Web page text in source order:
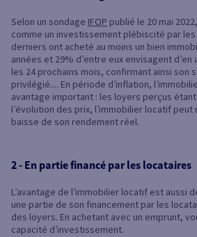
Selon un sondage IFOP publié le 20 mai
comme un investissement plébiscité par les
derniers ont acheté au moins un bien
années et 29% d’entre eux envisagent d’en
les 24 prochains mois, confirmant ainsi son
privilégié.... En période d’inflation,
avantage important : les loyers perçus
l’évolution des prix, l’immobilier locatif peut
baisse de son rendement réel.
2 - En partie financé par les locataires
L’avantage de l’immobilier locatif est aussi
une partie de son financement par les
des loyers. En achetant avec un emprunt,
capacité d’investissement.